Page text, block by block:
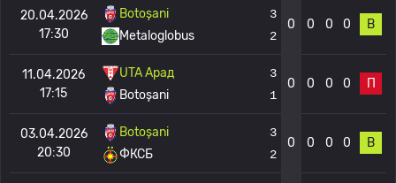
20.04.2026
17:30
Botoșani
Metaloglobus
3
2
0 0 0 0 В
11.04.2026
17:15
UTA Арад
Botoșani
3
1
0 0 0 0 П
03.04.2026
20:30
Botoșani
ФКСБ
3
2
0 0 0 0 В